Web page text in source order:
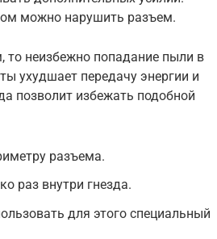
можно нарушить разъем.
то неизбежно попадание пыли в
ухудшает передачу энергии и
позволит избежать подобной
разъема.
раз внутри гнезда.
для этого специальный